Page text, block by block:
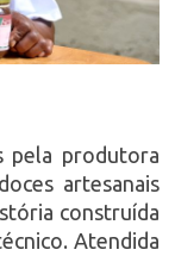
pela produtora
artesanais
construída
Atendida